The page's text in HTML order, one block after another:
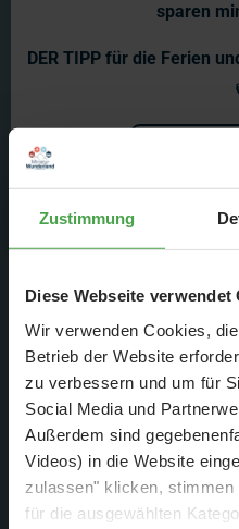
Zustimmung
Diese Webseite verwendet
Wir verwenden Cookies,
Betrieb der Website
zu verbessern und um für
Social Media und
Außerdem sind
Videos) in die Website
zulassen" klicken,
für die ausgewählten
Von Geistern, Hexen und
Vampiren, Zombies, bis hin
Jack Skellington - zu
In der heutigen Folge könnt
begleiten, wie sie all diese
sparen
DER TIPP für die Ferien